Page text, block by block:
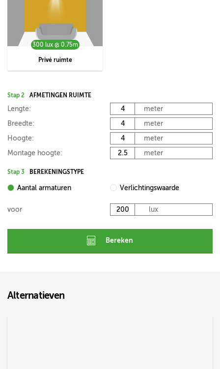
300 lux @ 0.75m
Privé ruimte
Stap 2 AFMETINGEN RUIMTE
Lengte:
meter
Breedte:
meter
Hoogte:
meter
Montage hoogte:
meter
Stap 3 BEREKENINGSTYPE
Aantal armaturen Verlichtingswaarde
voor lux
Bereken
Alternatieven